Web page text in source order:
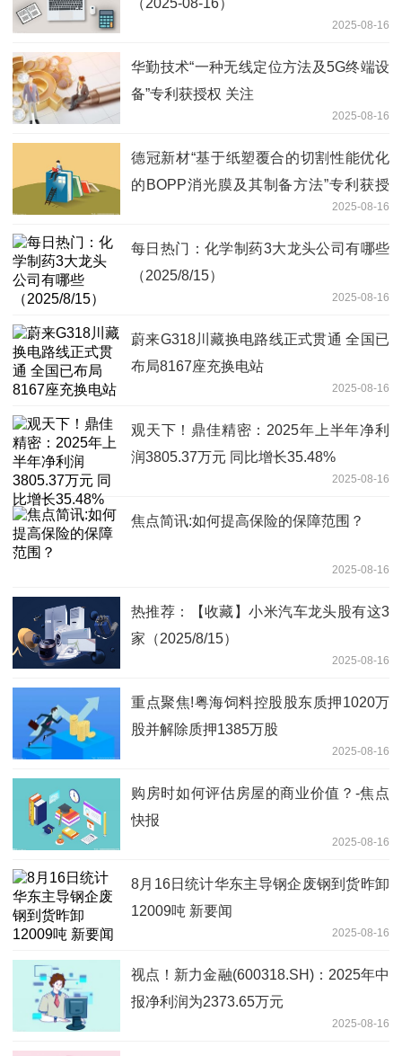
2025-08-16
华勤技术“一种无线定位方法及5G终端设
备”专利获授权 关注
2025-08-16
德冠新材“基于纸塑覆合的切割性能优化
的BOPP消光膜及其制备方法”专利获授
2025-08-16
每日热门：化学制药3大龙头公司有哪些
（2025/8/15）
2025-08-16
蔚来G318川藏换电路线正式贯通 全国已
布局8167座充换电站
2025-08-16
观天下！鼎佳精密：2025年上半年净利
润3805.37万元 同比增长35.48%
2025-08-16
焦点简讯:如何提高保险的保障范围？
2025-08-16
热推荐：【收藏】小米汽车龙头股有这3
家（2025/8/15）
2025-08-16
重点聚焦!粤海饲料控股股东质押1020万
股并解除质押1385万股
2025-08-16
购房时如何评估房屋的商业价值？-焦点
快报
2025-08-16
8月16日统计华东主导钢企废钢到货昨卸
12009吨 新要闻
2025-08-16
视点！新力金融(600318.SH)：2025年中
报净利润为2373.65万元
2025-08-16